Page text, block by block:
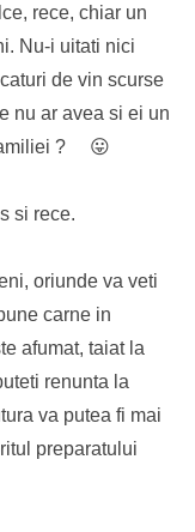
rece, chiar un
Nu-i uitati nici
de vin scurse
nu ar avea si ei un
? 😛
si rece.
oriunde va veti
carne in
afumat, taiat la
renunta la
va putea fi mai
preparatului